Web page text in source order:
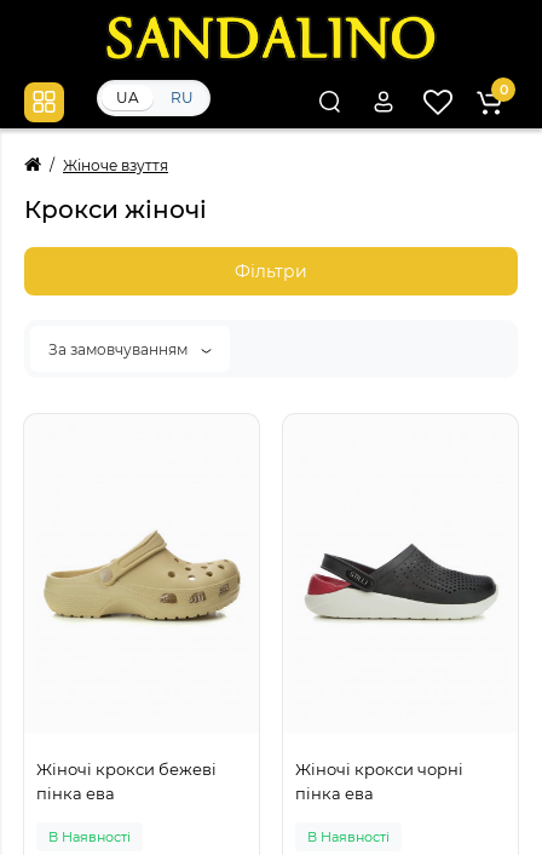
UA RU 0
Жіноче взуття
Крокси жіночі
Фільтри
За замовчуванням
Жіночі крокси бежеві
пінка ева
В Наявності
Жіночі крокси чорні
пінка ева
В Наявності